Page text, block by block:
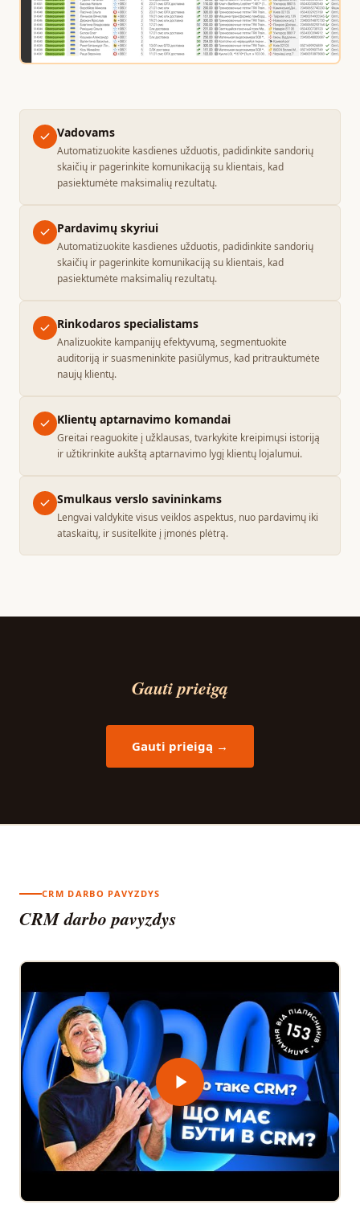
Vadovams
Automatizuokite kasdienes užduotis, padidinkite sandorių
skaičių ir pagerinkite komunikaciją su klientais, kad
pasiektumėte maksimalių rezultatų.
Pardavimų skyriui
Automatizuokite kasdienes užduotis, padidinkite sandorių
skaičių ir pagerinkite komunikaciją su klientais, kad
pasiektumėte maksimalių rezultatų.
Rinkodaros specialistams
Analizuokite kampanijų efektyvumą, segmentuokite
auditoriją ir suasmeninkite pasiūlymus, kad pritrauktumėte
naujų klientų.
Klientų aptarnavimo komandai
Greitai reaguokite į užklausas, tvarkykite kreipimųsi istoriją
ir užtikrinkite aukštą aptarnavimo lygį klientų lojalumui.
Smulkaus verslo savininkams
Lengvai valdykite visus veiklos aspektus, nuo pardavimų iki
ataskaitų, ir susitelkite į įmonės plėtrą.
Gauti prieigą
Gauti prieigą →
CRM DARBO PAVYZDYS
CRM darbo pavyzdys